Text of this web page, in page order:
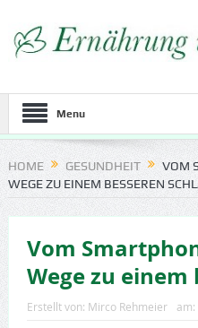
Menu
HOME GESUNDHEIT
VOM
WEGE ZU EINEM BESSEREN
Vom
Wege zu einem
Erstellt von: Mirco Rehmeier am: